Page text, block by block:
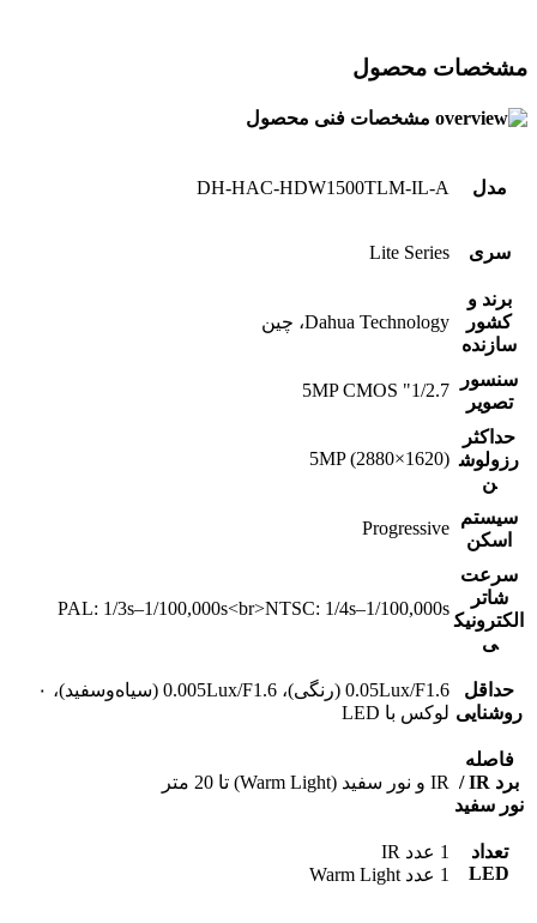
مشخصات محصول
مشخصات فنی محصول
مدل DH-HAC-HDW1500TLM-IL-A
سری Lite Series
برند و
کشور
سازنده
Dahua Technology، چین
سنسور
تصویر
1/2.7" 5MP CMOS
حداکثر
رزولوش
ن
5MP (2880×1620)
سیستم
اسکن
Progressive
سرعت
شاتر
الکترونیک
ی
PAL: 1/3s–1/100,000s<br>NTSC: 1/4s–1/100,000s
حداقل
روشنایی
0.05Lux/F1.6 (رنگی)، 0.005Lux/F1.6 (سیاه‌وسفید)، ۰
لوکس با LED
فاصله
برد IR /
نور سفید
IR و نور سفید (Warm Light) تا 20 متر
تعداد
LED
1 عدد IR
1 عدد Warm Light